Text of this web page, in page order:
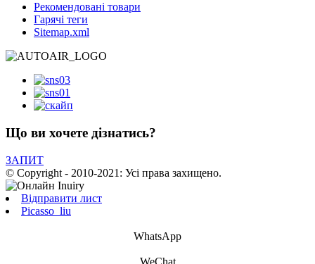
Рекомендовані товари
Гарячі теги
Sitemap.xml
Що ви хочете дізнатись?
ЗАПИТ
© Copyright - 2010-2021: Усі права захищено.
Відправити лист
Picasso_liu
WhatsApp
WeChat